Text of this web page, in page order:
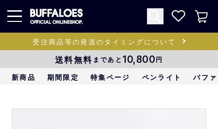
受注商品等の発送のタイミングについて
送料無料 まであと 10,800円
新商品 期間限定 特集ページ ペンライト バフ